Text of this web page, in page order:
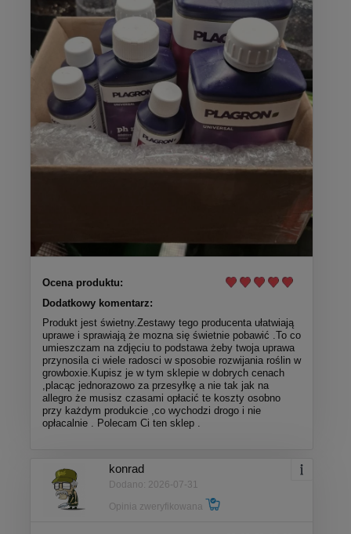
Ocena produktu:
Dodatkowy komentarz:
Produkt jest świetny.Zestawy tego producenta ułatwiają
uprawe i sprawiają że mozna się świetnie pobawić .To co
umieszczam na zdjęciu to podstawa żeby twoja uprawa
przynosila ci wiele radosci w sposobie rozwijania roślin w
growboxie.Kupisz je w tym sklepie w dobrych cenach
,placąc jednorazowo za przesyłkę a nie tak jak na
allegro że musisz czasami opłacić te koszty osobno
przy każdym produkcie ,co wychodzi drogo i nie
opłacalnie . Polecam Ci ten sklep .
konrad
Dodano: 2026-07-31
Opinia zweryfikowana